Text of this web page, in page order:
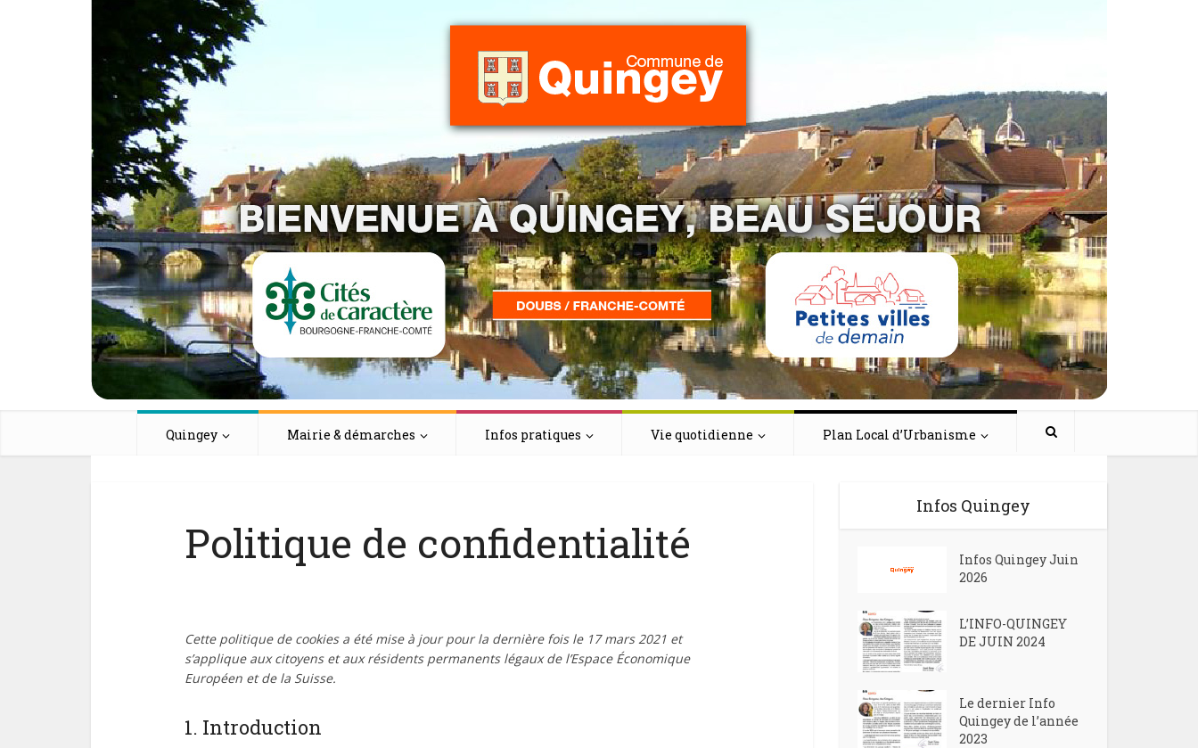
Quingey Mairie & démarches Infos pratiques Vie quotidienne Plan Local d’Urbanisme
Politique de confidentialité
Cette politique de cookies a été mise à jour pour la dernière fois le 17 mars 2021 et
s’applique aux citoyens et aux résidents permanents légaux de l’Espace Économique
Européen et de la Suisse.
1. Introduction
Infos Quingey
Infos Quingey Juin
2026
L’INFO-QUINGEY
DE JUIN 2024
Le dernier Info
Quingey de l’année
2023